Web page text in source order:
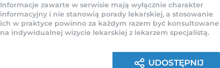
Informacje zawarte w serwisie mają wyłącznie charakter
informacyjny i nie stanowią porady lekarskiej, a stosowanie
ich w praktyce powinno za każdym razem być konsultowane
na indywidualnej wizycie lekarskiej z lekarzem specjalistą.
UDOSTĘPNIJ